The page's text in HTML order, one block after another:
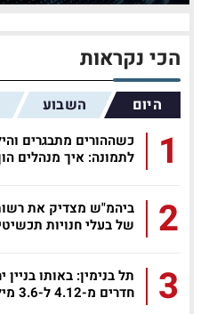
הכי נקראות
היום השבוע
1
כשההורים מתבגרים
לתמונה: איך מנהלים
2
ביהמ"ש מצדיק את
של בעלי חנויות
3
תל בנימין: באותו בניין
חדרים מ-4.12 ל-3.6 מיליון